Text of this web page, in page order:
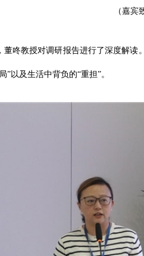
（嘉宾
董咚教授对调研报告进行了深度解
”以及生活中背负的“重担”。